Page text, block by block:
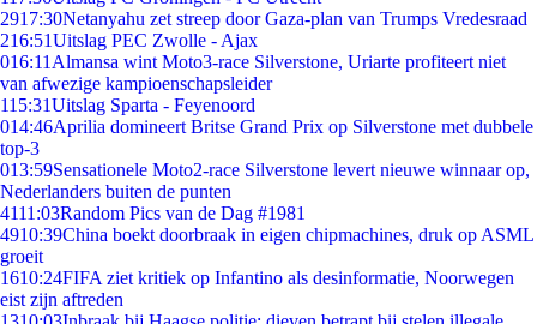
2917:30Netanyahu zet streep door Gaza-plan van Trumps Vredesraad
216:51Uitslag PEC Zwolle - Ajax
016:11 Almansa wint Moto3-race Silverstone, Uriarte profiteert niet
van afwezige kampioenschapsleider
115:31Uitslag Sparta - Feyenoord
014:46Aprilia domineert Britse Grand Prix op Silverstone met dubbele
top-3
013:59Sensationele Moto2-race Silverstone levert nieuwe winnaar op,
Nederlanders buiten de punten
4111:03Random Pics van de Dag #1981
4910:39China boekt doorbraak in eigen chipmachines, druk op ASML
groeit
1610:24FIFA ziet kritiek op Infantino als desinformatie, Noorwegen
eist zijn aftreden